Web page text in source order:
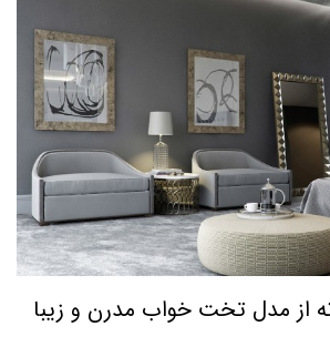
تخت خواب مدرن و زیبا